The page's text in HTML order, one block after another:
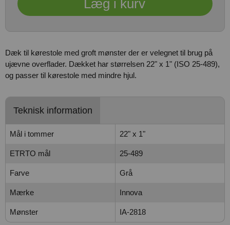
Dæk til kørestole med groft mønster der er velegnet til brug på
ujævne overflader. Dækket har størrelsen 22" x 1" (ISO 25-489),
og passer til kørestole med mindre hjul.
Teknisk information
Mål i tommer 22" x 1"
ETRTO mål 25-489
Farve Grå
Mærke Innova
Mønster IA-2818